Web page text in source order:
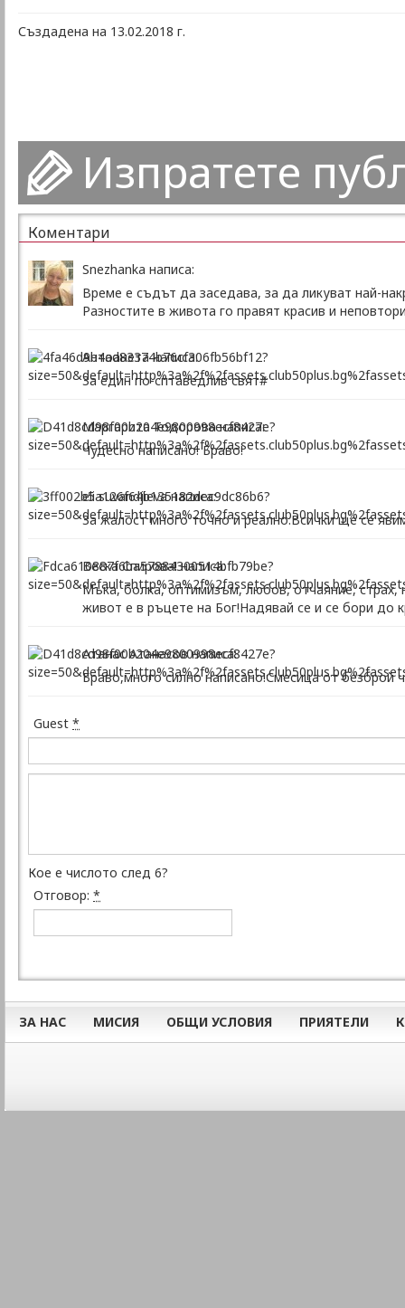
Създадена на 13.02.2018 г.
Изпратете
Коментари
Snezhanka написа:
Време е съдът да заседава, за да ликуват най-
Разностите в живота го правят красив и
Антоанета написа:
За един по-сптаведлив свят#
Маргарита Тодорова написа:
Чудесно написано! Браво!
eli suvandjieva написа:
За жалост много точно и реално.Всички ще се
Веска Спирова! написа:
Мъка, болка, оптимизъм, любов, отчаяние,
живот е в ръцете на Бог!Надявай се и се бори до
Атанас Атанасов написа:
Браво,много силно написано!Смесица от
Guest *
Кое е числото след 6?
Отговор: *
ЗА НАС МИСИЯ ОБЩИ УСЛОВИЯ ПРИЯТЕЛИ